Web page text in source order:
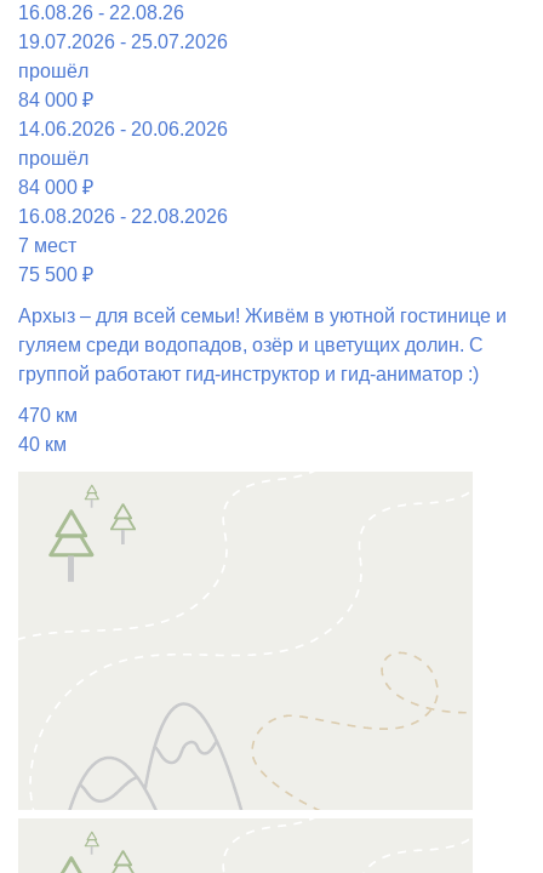
16.08.26 - 22.08.26
19.07.2026 - 25.07.2026
прошёл
84 000 ₽
14.06.2026 - 20.06.2026
прошёл
84 000 ₽
16.08.2026 - 22.08.2026
7 мест
75 500 ₽
Архыз – для всей семьи! Живём в уютной гостинице и
гуляем среди водопадов, озёр и цветущих долин. С
группой работают гид-инструктор и гид-аниматор :)
470 км
40 км